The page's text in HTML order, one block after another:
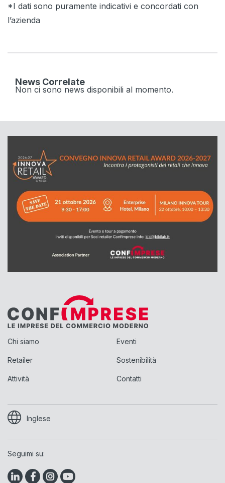
*I dati sono puramente indicativi e concordati con
l’azienda
News Correlate
Non ci sono news disponibili al momento.
Chi siamo
Retailer
Attività
Eventi
Sostenibilità
Contatti
Inglese
Seguimi su: